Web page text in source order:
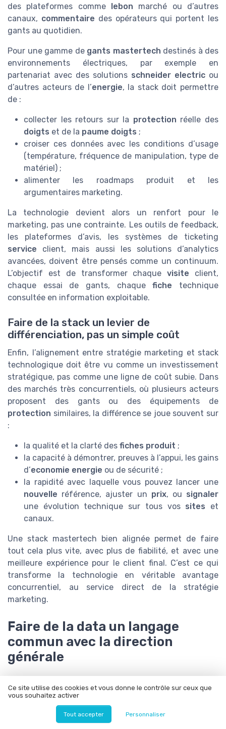
des plateformes comme
lebon marché ou d’autres
canaux, commentaire des opérateurs qui portent les
gants au quotidien.
Pour une gamme de gants mastertech destinés à des
environnements électriques, par exemple en
partenariat avec des solutions schneider electric ou
d’autres acteurs de l’energie, la stack doit permettre
de :
collecter les retours sur la protection réelle des
doigts et de la paume doigts ;
croiser ces données avec les conditions d’usage
(température, fréquence de manipulation, type de
matériel) ;
alimenter les roadmaps produit et les
argumentaires marketing.
La technologie devient alors un renfort pour le
marketing, pas une contrainte. Les outils de feedback,
les plateformes d’avis, les systèmes de ticketing
service client, mais aussi les solutions d’analytics
avancées, doivent être pensés comme un continuum.
L’objectif est de transformer chaquevisite client,
chaque essai de gants, chaquefiche technique
consultée en information exploitable.
Faire de la stack un levier de
différenciation, pas un simple coût
Enfin, l’alignement entre stratégie marketing et stack
technologique doit être vu comme un investissement
stratégique, pas comme une ligne de coût subie. Dans
des marchés très concurrentiels, où plusieurs acteurs
proposent des gants ou des équipements de
protection similaires, la différence se joue souvent sur
:
la qualité et la clarté des fiches produit ;
la capacité à démontrer, preuves à l’appui, les gains
d’economie energie ou de sécurité ;
la rapidité avec laquelle vous pouvez lancer une
nouvelle référence, ajuster un prix, ou signaler
une évolution technique sur tous vos sites et
canaux.
Une stack mastertech bien alignée permet de faire
tout cela plus vite, avec plus de fiabilité, et avec une
meilleure expérience pour le client final. C’est ce qui
transforme la technologie en véritable avantage
concurrentiel, au service direct de la stratégie
marketing.
Faire de la data un langage
commun avec la direction
générale
Faire de la donnée un langage partagé
avec la direction générale
Dans une logique mastertech, la data ne peut plus être
Ce site utilise des cookies et vous donne le contrôle sur ceux que
vous souhaitez activer
Tout accepter Personnaliser